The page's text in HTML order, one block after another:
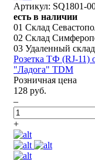
Артикул: SQ1801-
есть в наличии
01 Склад
02 Склад
03 Удаленный
Розетка TФ (RJ-11)
"Ладога" TDM
Розничная цена
128 руб.
–
+